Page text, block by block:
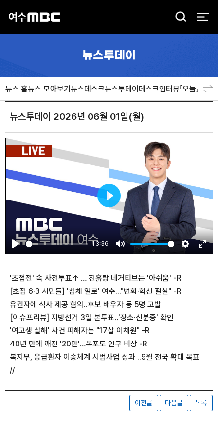
검
뉴스투데이
뉴스 홈뉴스 모아보기뉴스데스크뉴스투데이데스크인터뷰「오늘」 분야
뉴스투데이 2026년 06월 01일(월)
Play
13:36
Mute Settings
Play
'초접전' 속 사전투표↑ … 진흙탕 네거티브는 '아쉬움' -R
[초점 6·3 시민들] '침체 일로' 여수..."변화·혁신 절실" -R
유권자에 식사 제공 혐의..후보 배우자 등 5명 고발
[이슈프리뷰] 지방선거 3일 본투표‥'장소·신분증' 확인
'여고생 살해' 사건 피해자는 "17살 이채원" -R
40년 만에 깨진 '20만'…목포도 인구 비상 -R
복지부, 응급환자 이송체계 시범사업 성과 ..9월 전국 확대 목표
//
이전글 다음글 목록